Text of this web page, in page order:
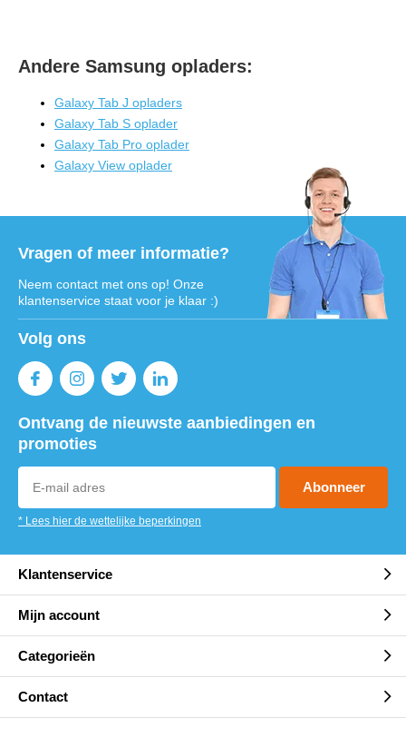
Andere Samsung opladers:
Galaxy Tab J opladers
Galaxy Tab S oplader
Galaxy Tab Pro oplader
Galaxy View oplader
Vragen of meer informatie?
Neem contact met ons op! Onze
klantenservice staat voor je klaar :)
Volg ons
Ontvang de nieuwste aanbiedingen en
promoties
Abonneer
* Lees hier de wettelijke beperkingen
Klantenservice
Mijn account
Categorieën
Contact